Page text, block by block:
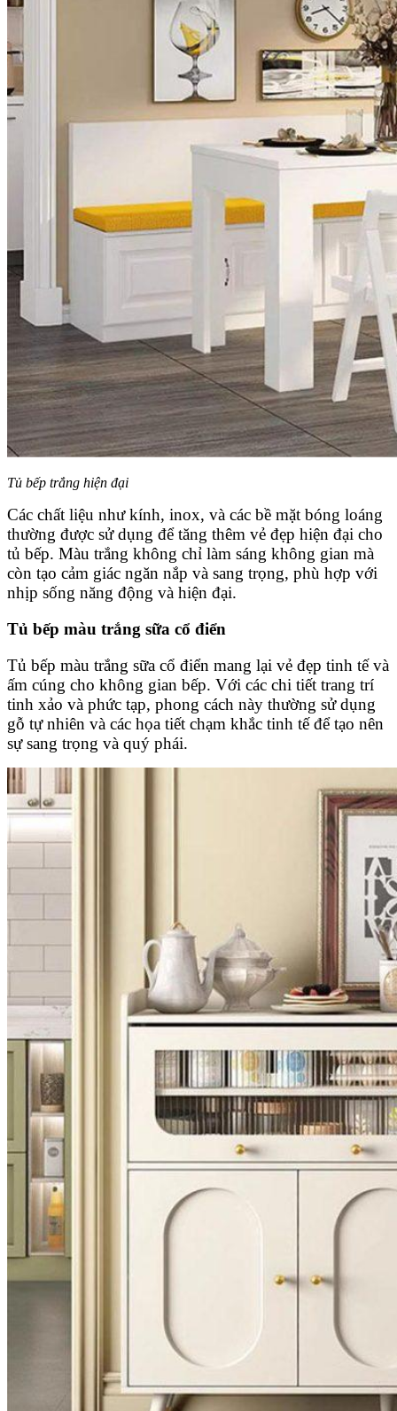
Tủ bếp trắng hiện đại
Các chất liệu như kính, inox, và các bề mặt bóng loáng
thường được sử dụng để tăng thêm vẻ đẹp hiện đại cho
tủ bếp. Màu trắng không chỉ làm sáng không gian mà
còn tạo cảm giác ngăn nắp và sang trọng, phù hợp với
nhịp sống năng động và hiện đại.
Tủ bếp màu trắng sữa cổ điển
Tủ bếp màu trắng sữa cổ điển mang lại vẻ đẹp tinh tế và
ấm cúng cho không gian bếp. Với các chi tiết trang trí
tinh xảo và phức tạp, phong cách này thường sử dụng
gỗ tự nhiên và các họa tiết chạm khắc tinh tế để tạo nên
sự sang trọng và quý phái.